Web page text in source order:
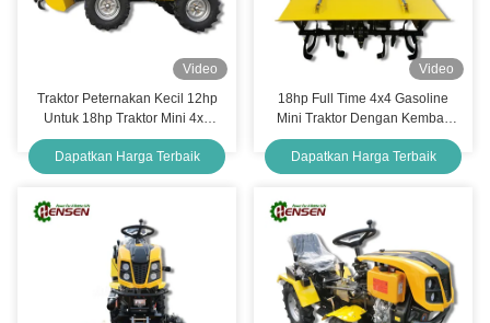
Video
Traktor Peternakan Kecil 12hp
Untuk 18hp Traktor Mini 4x4
Dengan Back Rotary
Dapatkan Harga Terbaik
Video
18hp Full Time 4x4 Gasoline
Mini Traktor Dengan Kembali
Rotary Euro V Sertifikasi Mesin
Dapatkan Harga Terbaik